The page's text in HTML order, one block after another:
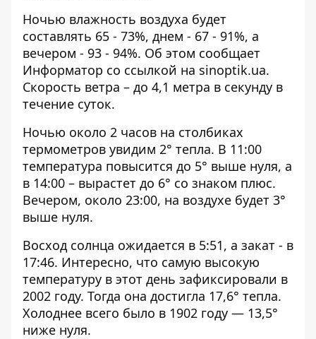
Ночью влажность воздуха будет
составлять 65 - 73%, днем ​​- 67 - 91%, а
вечером - 93 - 94%. Об этом сообщает
Информатор со ссылкой на sinoptik.ua.
Скорость ветра – до 4,1 метра в секунду в
течение суток.
Ночью около 2 часов на столбиках
термометров увидим 2° тепла. В 11:00
температура повысится до 5° выше нуля, а
в 14:00 – вырастет до 6° со знаком плюс.
Вечером, около 23:00, на воздухе будет 3°
выше нуля.
Восход солнца ожидается в 5:51, а закат - в
17:46. Интересно, что самую высокую
температуру в этот день зафиксировали в
2002 году. Тогда она достигла 17,6° тепла.
Холоднее всего было в 1902 году — 13,5°
ниже нуля.